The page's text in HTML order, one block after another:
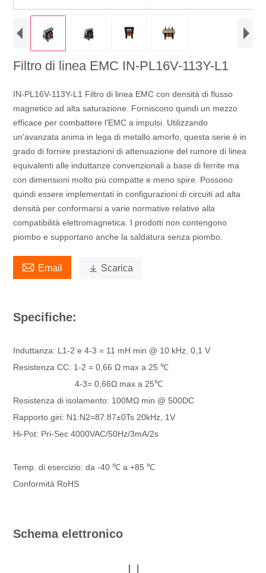
Filtro di linea EMC IN-PL16V-113Y-L1
IN-PL16V-113Y-L1 Filtro di linea EMC con densità di flusso
magnetico ad alta saturazione. Forniscono quindi un mezzo
efficace per combattere l'EMC a impulsi. Utilizzando
un'avanzata anima in lega di metallo amorfo, questa serie è in
grado di fornire prestazioni di attenuazione del rumore di linea
equivalenti alle induttanze convenzionali a base di ferrite ma
con dimensioni molto più compatte e meno spire. Possono
quindi essere implementati in configurazioni di circuiti ad alta
densità per conformarsi a varie normative relative alla
compatibilità elettromagnetica. I prodotti non contengono
piombo e supportano anche la saldatura senza piombo.
 Email  Scarica
Specifiche:
Induttanza: L1-2 e 4-3 = 11 mH min @ 10 kHz, 0,1 V
Resistenza CC: 1-2 = 0,66 Ω max a 25 ℃
4-3= 0,66Ω max a 25℃
Resistenza di isolamento: 100MΩ min @ 500DC
Rapporto giri: N1:N2=87:87±0Ts 20kHz, 1V
Hi-Pot: Pri-Sec 4000VAC/50Hz/3mA/2s
Temp. di esercizio: da -40 ℃ a +85 ℃
Conformità RoHS
Schema elettronico